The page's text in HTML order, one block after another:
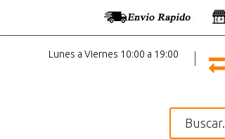
Lunes a Viernes 10:00 a 19:00